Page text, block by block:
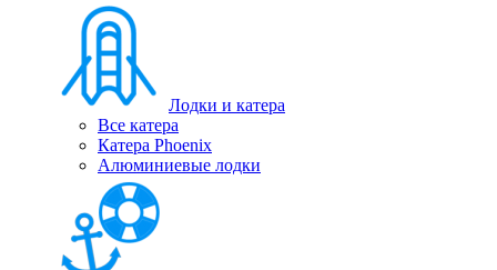
Лодки и катера
Все катера
Катера Phoenix
Алюминиевые лодки